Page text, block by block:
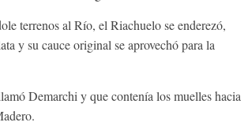
terrenos al Río, el Riachuelo se enderezó,
y su cauce original se aprovechó para la
Demarchi y que contenía los muelles hacia